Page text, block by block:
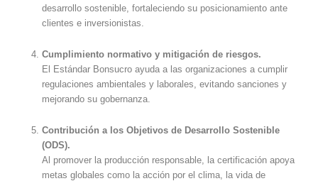
desarrollo sostenible, fortaleciendo su posicionamiento ante
clientes e inversionistas.
Cumplimiento normativo y mitigación de riesgos.
El Estándar Bonsucro ayuda a las organizaciones a cumplir
regulaciones ambientales y laborales, evitando sanciones y
mejorando su gobernanza.
Contribución a los Objetivos de Desarrollo Sostenible
(ODS).
Al promover la producción responsable, la certificación apoya
metas globales como la acción por el clima, la vida de